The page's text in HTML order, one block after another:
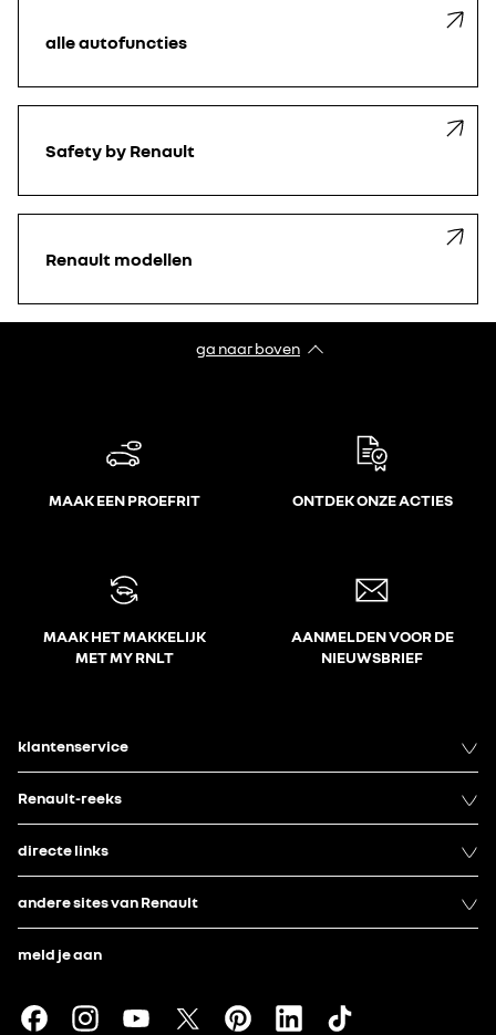
alle autofuncties
Safety by Renault
Renault modellen
ga naar boven
MAAK EEN PROEFRIT ONTDEK ONZE ACTIES
MAAK HET MAKKELIJK
MET MY RNLT
AANMELDEN VOOR DE
NIEUWSBRIEF
klantenservice
Renault-reeks
directe links
andere sites van Renault
meld je aan